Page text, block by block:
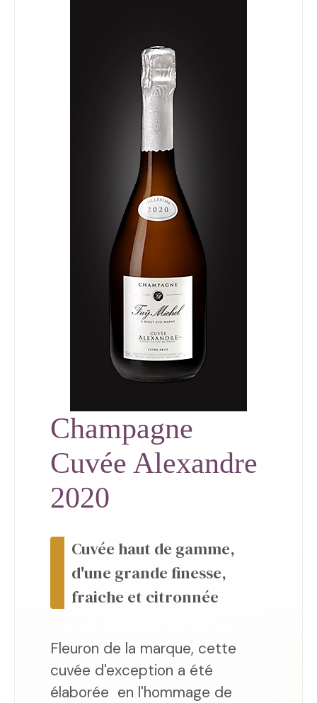
Champagne
Cuvée Alexandre
2020
Cuvée haut de gamme,
d'une grande finesse,
fraiche et citronnée
Fleuron de la marque, cette
cuvée d'exception a été
élaborée en l'hommage de